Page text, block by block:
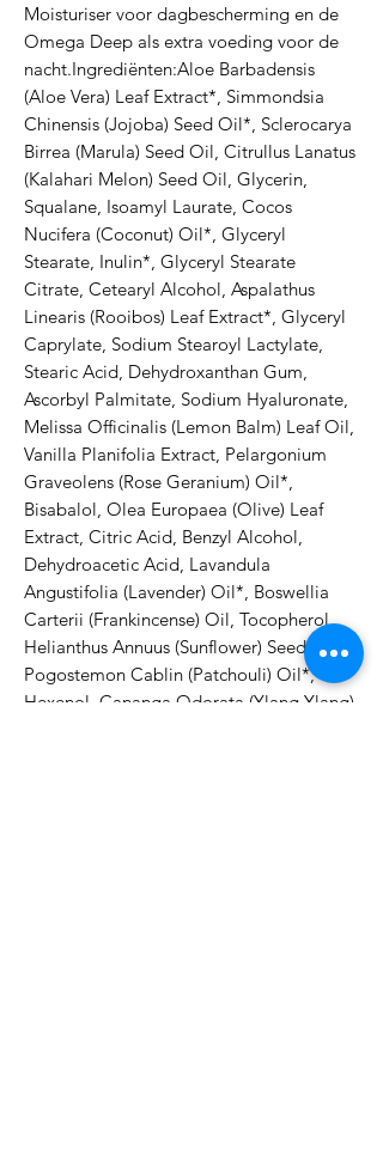
Moisturiser voor dagbescherming en de
Omega Deep als extra voeding voor de
nacht.Ingrediënten:Aloe Barbadensis
(Aloe Vera) Leaf Extract*, Simmondsia
Chinensis (Jojoba) Seed Oil*, Sclerocarya
Birrea (Marula) Seed Oil, Citrullus Lanatus
(Kalahari Melon) Seed Oil, Glycerin,
Squalane, Isoamyl Laurate, Cocos
Nucifera (Coconut) Oil*, Glyceryl
Stearate, Inulin*, Glyceryl Stearate
Citrate, Cetearyl Alcohol, Aspalathus
Linearis (Rooibos) Leaf Extract*, Glyceryl
Caprylate, Sodium Stearoyl Lactylate,
Stearic Acid, Dehydroxanthan Gum,
Ascorbyl Palmitate, Sodium Hyaluronate,
Melissa Officinalis (Lemon Balm) Leaf Oil,
Vanilla Planifolia Extract, Pelargonium
Graveolens (Rose Geranium) Oil*,
Bisabalol, Olea Europaea (Olive) Leaf
Extract, Citric Acid, Benzyl Alcohol,
Dehydroacetic Acid, Lavandula
Angustifolia (Lavender) Oil*, Boswellia
Carterii (Frankincense) Oil, Tocopherol,
Helianthus Annuus (Sunflower) Seed Oil,
Pogostemon Cablin (Patchouli) Oil*,
Hexenol, Cananga Odorata (Ylang Ylang)